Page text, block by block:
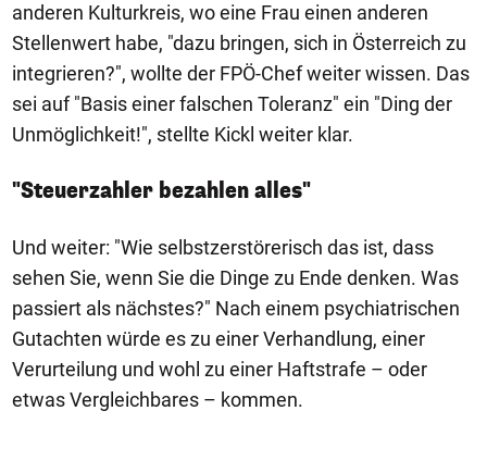
anderen Kulturkreis, wo eine Frau einen anderen
Stellenwert habe, "dazu bringen, sich in Österreich zu
integrieren?", wollte der FPÖ-Chef weiter wissen. Das
sei auf "Basis einer falschen Toleranz" ein "Ding der
Unmöglichkeit!", stellte Kickl weiter klar.
"Steuerzahler bezahlen alles"
Und weiter: "Wie selbstzerstörerisch das ist, dass
sehen Sie, wenn Sie die Dinge zu Ende denken. Was
passiert als nächstes?" Nach einem psychiatrischen
Gutachten würde es zu einer Verhandlung, einer
Verurteilung und wohl zu einer Haftstrafe – oder
etwas Vergleichbares – kommen.